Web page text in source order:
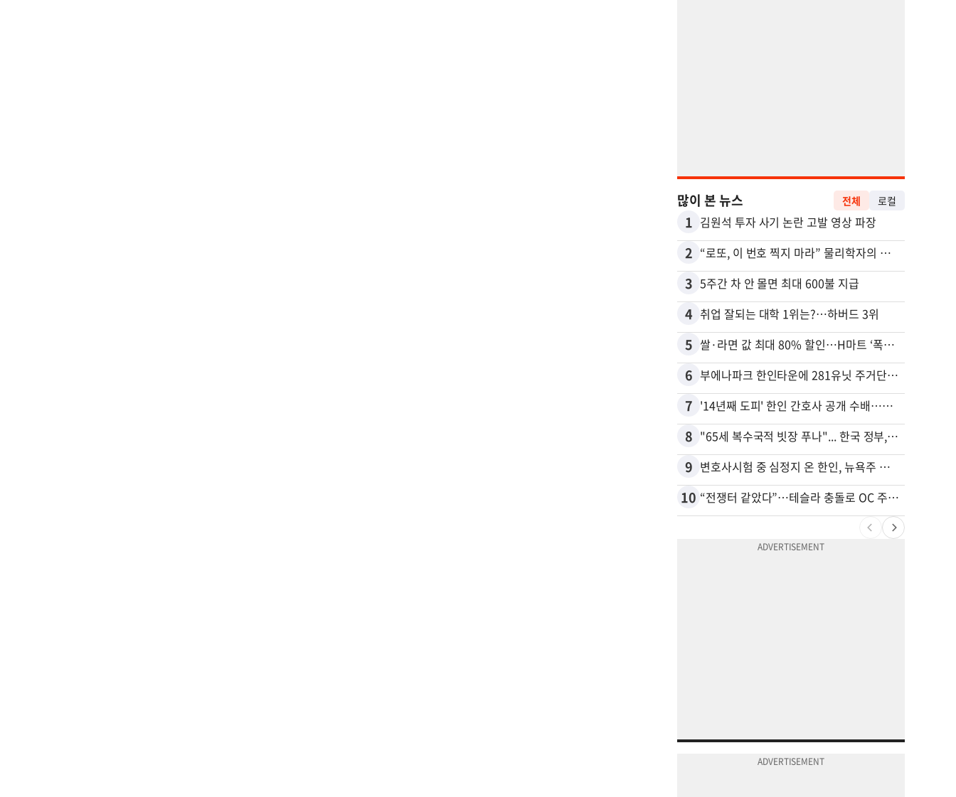
많이 본 뉴스 전체 로컬
1 김원석 투자 사기 논란 고발 영상 파장
2 “로또, 이 번호 찍지 마라” 물리학자의 당첨금 높이는 비밀
3 5주간 차 안 몰면 최대 600불 지급
4 취업 잘되는 대학 1위는?…하버드 3위
5 쌀·라면 값 최대 80% 할인…H마트 ‘폭탄 세일’
6 부에나파크 한인타운에 281유닛 주거단지 들어선다
7 '14년째 도피' 한인 간호사 공개 수배…메디케어 사기 유죄
8 "65세 복수국적 빗장 푸나"... 한국 정부, 연령 완화 전면 추진
9 변호사시험 중 심정지 온 한인, 뉴욕주 제소
10 “전쟁터 같았다”…테슬라 충돌로 OC 주택 4채 파손